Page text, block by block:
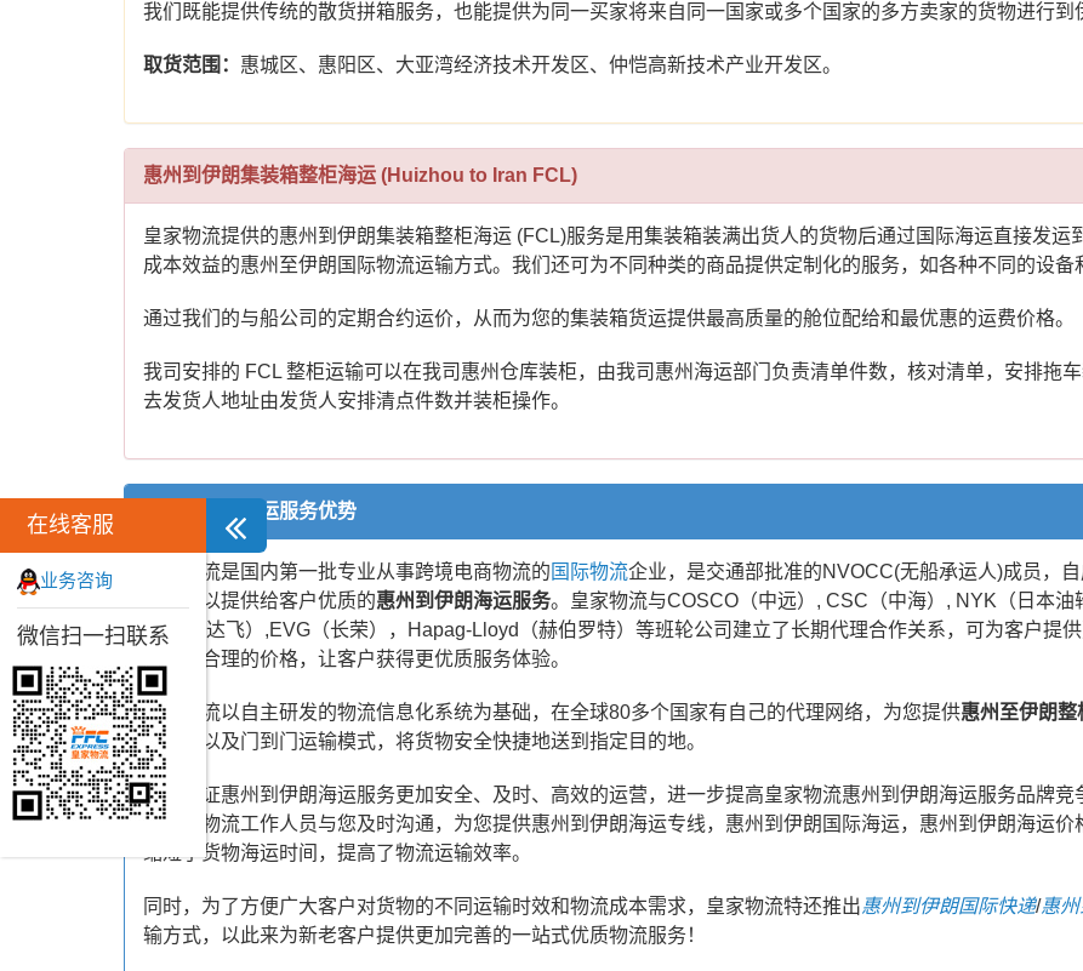
我们既能提供传统的散货拼箱服务，也能提供为同一买家将来自同一国家或多个国家的多方卖家的货物进行到
取货范围： 惠城区、惠阳区、大亚湾经济技术开发区、仲恺高新技术产业开发区。
惠州到伊朗集装箱整柜海运 (Huizhou to Iran FCL)
皇家物流提供的惠州到伊朗集装箱整柜海运 (FCL)服务是用集装箱装满出货人的货物后通过国际海运直接发
成本效益的惠州至伊朗国际物流运输方式。我们还可为不同种类的商品提供定制化的服务，如各种不同的设备
通过我们的与船公司的定期合约运价，从而为您的集装箱货运提供最高质量的舱位配给和最优惠的运费价格。
我司安排的 FCL 整柜运输可以在我司惠州仓库装柜，由我司惠州海运部门负责清单件数，核对清单，安排拖
去发货人地址由发货人安排清点件数并装柜操作。
惠州到伊朗海运服务优势
皇家物流是国内第一批专业从事跨境电商物流的 国际物流企业，是交通部批准的NVOCC(无船承运人)成员，
系。可以提供给客户优质的惠州到伊朗海运服务。皇家物流与COSCO（中远）, CSC（中海）, NYK（日本油
CMA（达飞）,EVG（长荣），Hapag-Lloyd（赫伯罗特）等班轮公司建立了长期代理合作关系，可为客户提
位、更合理的价格，让客户获得更优质服务体验。
皇家物流以自主研发的物流信息化系统为基础，在全球80多个国家有自己的代理网络，为您提供惠州至伊朗
空联运以及门到门运输模式，将货物安全快捷地送到指定目的地。
为了保证惠州到伊朗海运服务更加安全、及时、高效的运营，进一步提高皇家物流惠州到伊朗海运服务品牌
专业的物流工作人员与您及时沟通，为您提供惠州到伊朗海运专线，惠州到伊朗国际海运，惠州到伊朗海运价
缩短了货物海运时间，提高了物流运输效率。
同时，为了方便广大客户对货物的不同运输时效和物流成本需求，皇家物流特还推出惠州到伊朗国际快递/惠
输方式，以此来为新老客户提供更加完善的一站式优质物流服务！
在线客服
业务咨询
微信扫一扫联系